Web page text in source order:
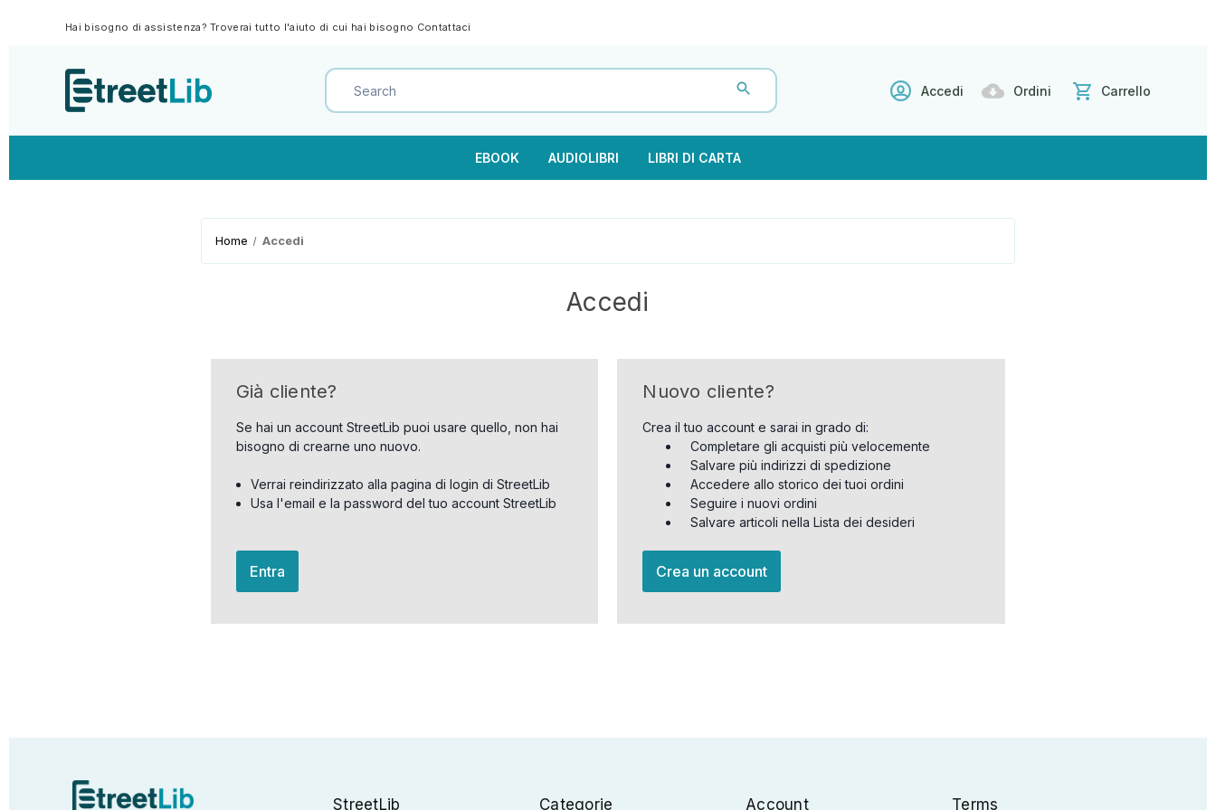
Hai bisogno di assistenza? Troverai tutto l'aiuto di cui hai bisogno Contattaci
Accedi Ordini Carrello
EBOOK AUDIOLIBRI LIBRI DI CARTA
Home Accedi
Accedi
Già cliente?
Se hai un account StreetLib puoi usare quello, non hai
bisogno di crearne uno nuovo.
Verrai reindirizzato alla pagina di login di StreetLib
Usa l'email e la password del tuo account StreetLib
Entra
Nuovo cliente?
Crea il tuo account e sarai in grado di:
Completare gli acquisti più velocemente
Salvare più indirizzi di spedizione
Accedere allo storico dei tuoi ordini
Seguire i nuovi ordini
Salvare articoli nella Lista dei desideri
Crea un account
StreetLib Categorie Account Terms